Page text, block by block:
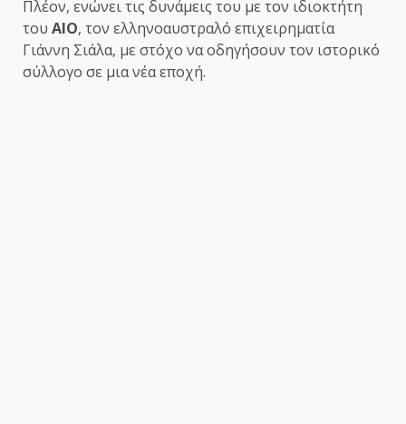
Πλέον, ενώνει τις δυνάμεις του με τον ιδιοκτήτη
του ΑΙΟ, τον ελληνοαυστραλό επιχειρηματία
Γιάννη Σιάλα, με στόχο να οδηγήσουν τον ιστορικό
σύλλογο σε μια νέα εποχή.